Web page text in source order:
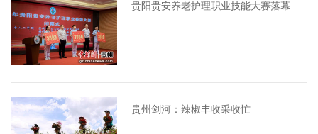
贵阳贵安养老护理职业技能大赛落幕
贵州剑河：辣椒丰收采收忙